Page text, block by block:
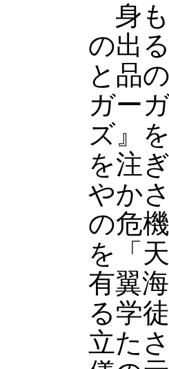
身も
の出
と品
ガー
ズ』
を注
やか
の危
を「
有翼
る学
立た